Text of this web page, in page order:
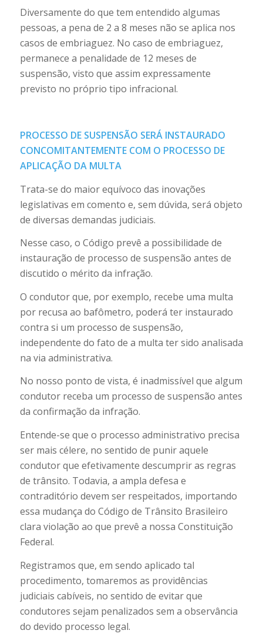
Diversamente do que tem entendido algumas
pessoas, a pena de 2 a 8 meses não se aplica nos
casos de embriaguez. No caso de embriaguez,
permanece a penalidade de 12 meses de
suspensão, visto que assim expressamente
previsto no próprio tipo infracional.
PROCESSO DE SUSPENSÃO SERÁ INSTAURADO
CONCOMITANTEMENTE COM O PROCESSO DE
APLICAÇÃO DA MULTA
Trata-se do maior equívoco das inovações
legislativas em comento e, sem dúvida, será objeto
de diversas demandas judiciais.
Nesse caso, o Código prevê a possibilidade de
instauração de processo de suspensão antes de
discutido o mérito da infração.
O condutor que, por exemplo, recebe uma multa
por recusa ao bafômetro, poderá ter instaurado
contra si um processo de suspensão,
independente do fato de a multa ter sido analisada
na via administrativa.
No nosso ponto de vista, é inadmissível que algum
condutor receba um processo de suspensão antes
da confirmação da infração.
Entende-se que o processo administrativo precisa
ser mais célere, no sentido de punir aquele
condutor que efetivamente descumprir as regras
de trânsito. Todavia, a ampla defesa e
contraditório devem ser respeitados, importando
essa mudança do Código de Trânsito Brasileiro
clara violação ao que prevê a nossa Constituição
Federal.
Registramos que, em sendo aplicado tal
procedimento, tomaremos as providências
judiciais cabíveis, no sentido de evitar que
condutores sejam penalizados sem a observância
do devido processo legal.